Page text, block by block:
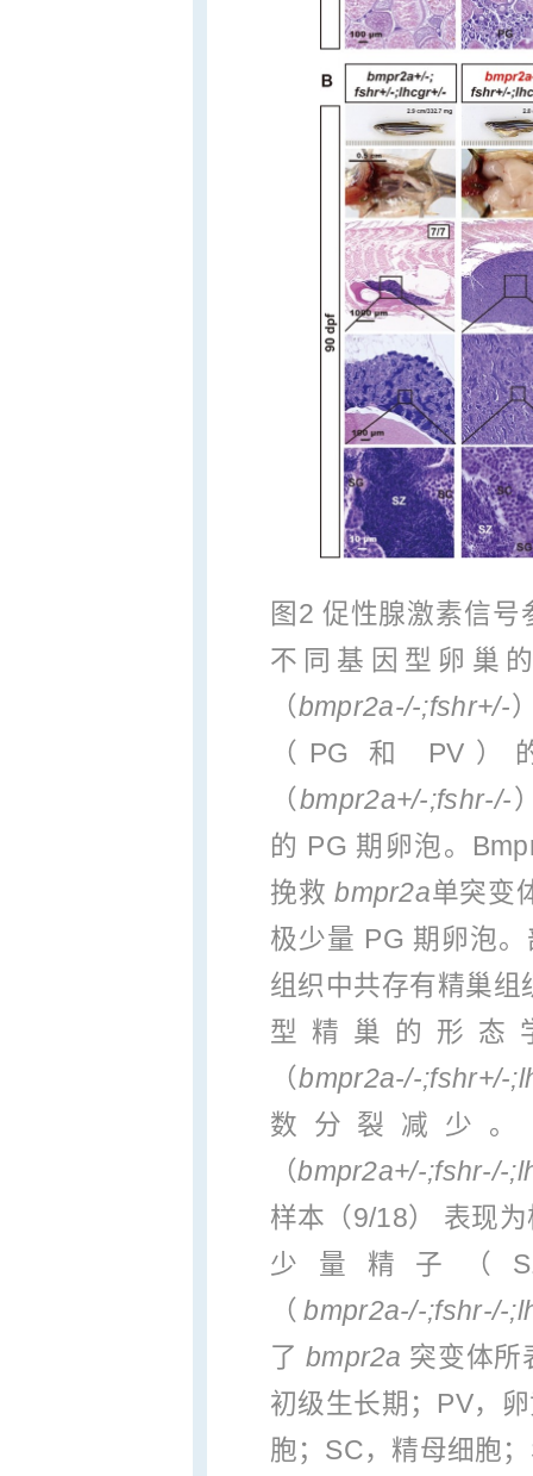
图2 促性腺激素信号
不同基因型卵巢
（bmpr2a-/-;fshr+/-
（PG 和 PV
（bmpr2a+/-;fshr-/-
的 PG 期卵泡。
挽救bmpr2a单突变
极少量 PG 期卵泡
组织中共存有精巢
型精巢的形态
（bmpr2a-/-;fshr+/-
数分裂减少。
（bmpr2a+/-;fshr-/-
样本（9/18） 表现
少量精子（
（bmpr2a-/-;fshr-/-
了 bmpr2a 突变体所
初级生长期；PV，
胞；SC，精母细胞